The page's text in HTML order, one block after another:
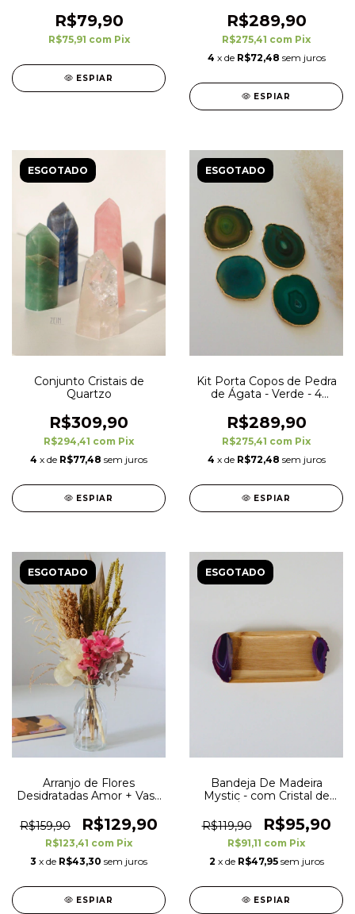
R$79,90
R$75,91 com Pix
ESPIAR
R$289,90
R$275,41 com Pix
4 x de R$72,48 sem juros
ESPIAR
ESGOTADO
Conjunto Cristais de
Quartzo
R$309,90
R$294,41 com Pix
4 x de R$77,48 sem juros
ESPIAR
ESGOTADO
Kit Porta Copos de Pedra
de Ágata - Verde - 4
R$289,90
R$275,41 com Pix
4 x de R$72,48 sem juros
ESPIAR
ESGOTADO
Arranjo de Flores
Desidratadas Amor + Vaso
R$159,90
R$129,90
R$123,41 com Pix
3 x de R$43,30 sem juros
ESPIAR
ESGOTADO
Bandeja De Madeira
Mystic - com Cristal de
R$119,90
R$95,90
R$91,11 com Pix
2 x de R$47,95 sem juros
ESPIAR